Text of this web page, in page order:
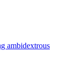
ambidextrous